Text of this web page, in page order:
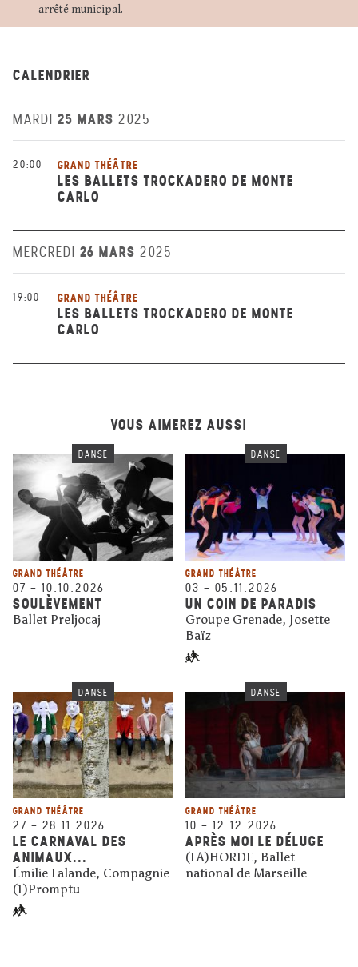
arrêté municipal.
CALENDRIER
MARDI 25 MARS 2025
20:00 GRAND THÉÂTRE
LES BALLETS TROCKADERO DE MONTE
CARLO
MERCREDI 26 MARS 2025
19:00 GRAND THÉÂTRE
LES BALLETS TROCKADERO DE MONTE
CARLO
VOUS AIMEREZ AUSSI
DANSE
GRAND THÉÂTRE
07 – 10.10.2026
SOULÈVEMENT
Ballet Preljocaj
DANSE
GRAND THÉÂTRE
03 – 05.11.2026
UN COIN DE PARADIS
Groupe Grenade, Josette
Baïz
DANSE
GRAND THÉÂTRE
27 – 28.11.2026
LE CARNAVAL DES
ANIMAUX...
Émilie Lalande, Compagnie
(1)Promptu
DANSE
GRAND THÉÂTRE
10 – 12.12.2026
APRÈS MOI LE DÉLUGE
(LA)HORDE, Ballet
national de Marseille